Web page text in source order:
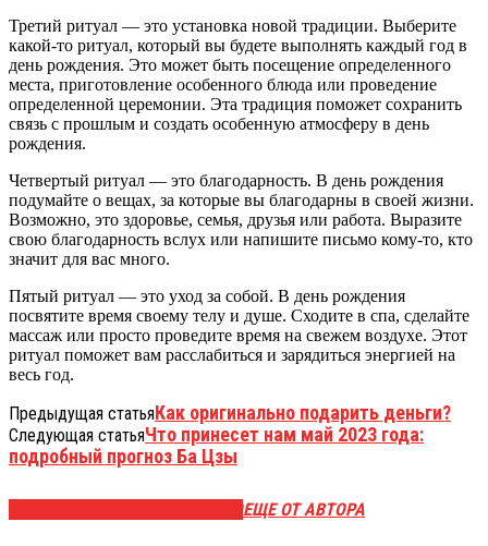
Третий ритуал — это установка новой традиции. Выберите
какой-то ритуал, который вы будете выполнять каждый год в
день рождения. Это может быть посещение определенного
места, приготовление особенного блюда или проведение
определенной церемонии. Эта традиция поможет сохранить
связь с прошлым и создать особенную атмосферу в день
рождения.
Четвертый ритуал — это благодарность. В день рождения
подумайте о вещах, за которые вы благодарны в своей жизни.
Возможно, это здоровье, семья, друзья или работа. Выразите
свою благодарность вслух или напишите письмо кому-то, кто
значит для вас много.
Пятый ритуал — это уход за собой. В день рождения
посвятите время своему телу и душе. Сходите в спа, сделайте
массаж или просто проведите время на свежем воздухе. Этот
ритуал поможет вам расслабиться и зарядиться энергией на
весь год.
Предыдущая статьяКак оригинально подарить деньги?
Следующая статьяЧто принесет нам май 2023 года:
подробный прогноз Ба Цзы
ЕЩЕ ОТ АВТОРА